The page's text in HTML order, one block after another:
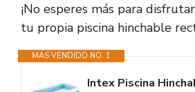
¡No esperes más para
tu propia piscina hinchable
MÁS VENDIDO NO. 1